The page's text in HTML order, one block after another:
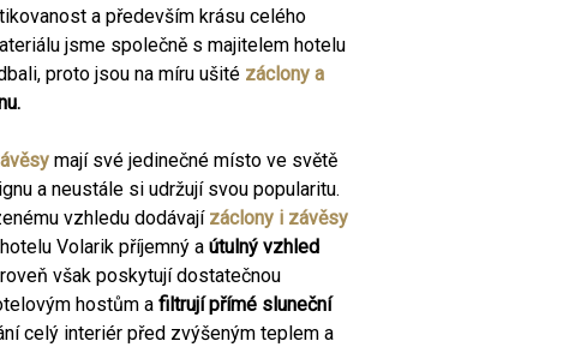
a především krásu celého
jsme společně s majitelem hotelu
proto jsou na míru ušité záclony a
mají své jedinečné místo ve světě
a neustále si udržují svou popularitu.
vzhledu dodávají záclony i závěsy
Volarik příjemný a útulný vzhled
však poskytují dostatečnou
hostům a filtrují přímé sluneční
celý interiér před zvýšeným teplem a